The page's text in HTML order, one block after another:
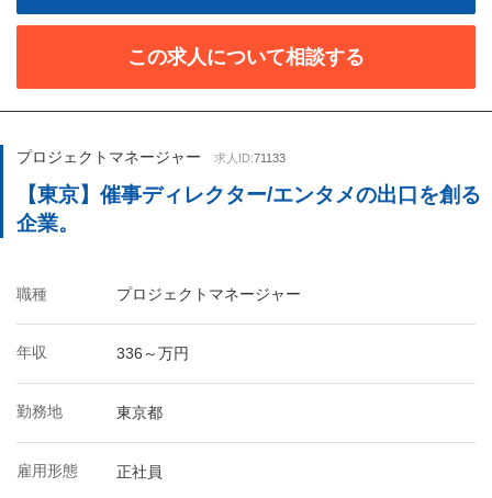
この求人について相談する
プロジェクトマネージャー 求人ID:71133
【東京】催事ディレクター/エンタメの出口を創る
企業。
職種 プロジェクトマネージャー
年収 336～万円
勤務地 東京都
雇用形態 正社員